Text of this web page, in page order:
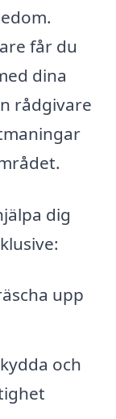
får du
dina
rådgivare
dig
upp
och